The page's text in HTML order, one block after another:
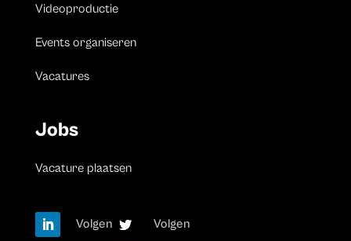
Videoproductie
Events organiseren
Vacatures
Jobs
Vacature plaatsen
Volgen Volgen